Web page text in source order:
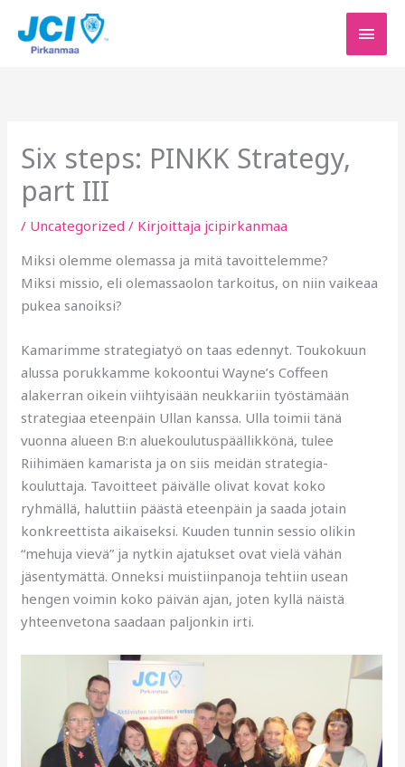
sisältöön
Six steps: PINKK Strategy,
part III
/ Uncategorized / Kirjoittaja jcipirkanmaa
Miksi olemme olemassa ja mitä tavoittelemme?
Miksi missio, eli olemassaolon tarkoitus, on niin vaikeaa
pukea sanoiksi?
Kamarimme strategiatyö on taas edennyt. Toukokuun
alussa porukkamme kokoontui Wayne’s Coffeen
alakerran oikein viihtyisään neukkariin työstämään
strategiaa eteenpäin Ullan kanssa. Ulla toimii tänä
vuonna alueen B:n aluekoulutuspäällikkönä, tulee
Riihimäen kamarista ja on siis meidän strategia-
kouluttaja. Tavoitteet päivälle olivat kovat koko
ryhmällä, haluttiin päästä eteenpäin ja saada jotain
konkreettista aikaiseksi. Kuuden tunnin sessio olikin
“mehuja vievä” ja nytkin ajatukset ovat vielä vähän
jäsentymättä. Onneksi muistiinpanoja tehtiin usean
hengen voimin koko päivän ajan, joten kyllä näistä
yhteenvetona saadaan paljonkin irti.